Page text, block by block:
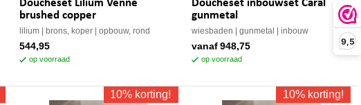
9,5
Doucheset Lilium Venne
brushed copper
lilium brons, koper opbouw, rond
544,95
op voorraad
Doucheset inbouwset Caral
gunmetal
wiesbaden gunmetal inbouw
vanaf 948,75
op voorraad
product
heeft
meerdere
variaties.
optie
10% korting! 10% korting!